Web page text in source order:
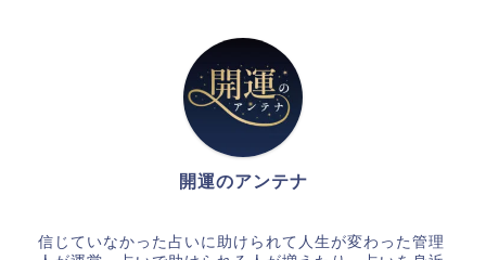
開運のアンテナ
信じていなかった占いに助けられて人生が変わった管理